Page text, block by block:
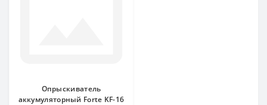
Опрыскиватель
аккумуляторный Forte KF-16